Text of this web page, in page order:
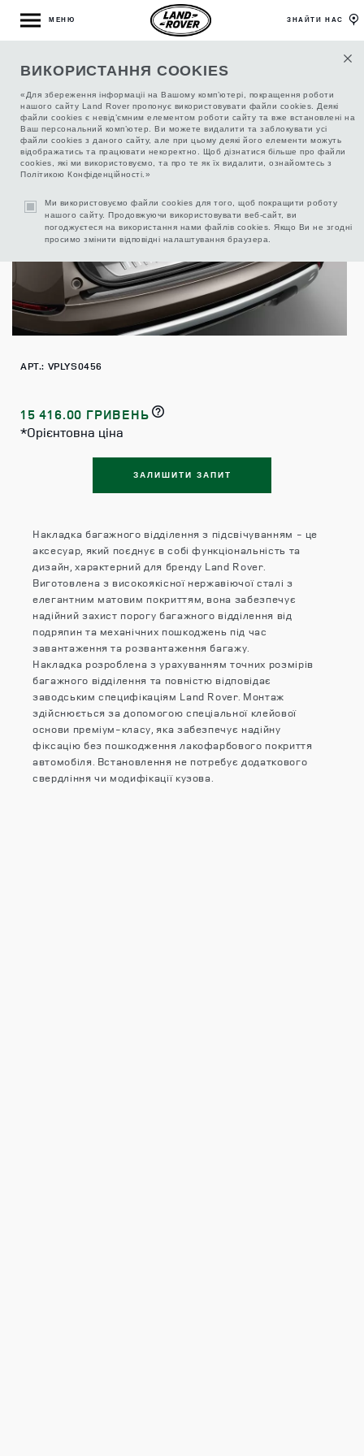
ВИКОРИСТАННЯ COOKIES
«Для збереження інформаціі на Вашому комп’ютері, покращення роботи
нашого сайту Land Rover пропонує використовувати файли cookies. Деякі
файли cookies є невід’ємним елементом роботи сайту та вже встановлені на
Ваш персональний комп’ютер. Ви можете видалити та заблокувати усі
файли cookies з даного сайту, але при цьому деякі його елементи можуть
відображатись та працювати некоректно. Щоб дізнатися більше про файли
cookies, які ми використовуємо, та про те як їх видалити, ознайомтесь з
Політикою Конфіденційності.»
Ми використовуємо файли cookies для того, щоб покращити роботу
нашого сайту. Продовжуючи використовувати веб-сайт, ви
погоджуєтеся на використання нами файлів cookies. Якщо Ви не згодні
просимо змінити відповідні налаштування браузера.
МЕНЮ ЗНАЙТИ НАС
НАКЛАДКА БАГАЖНОГО ВІДДІЛЕННЯ З
ПІДСВІЧУВАННЯМ
АРТ.: VPLYS0456
15 416.00 ГРИВЕНЬ
*Орієнтовна ціна
ЗАЛИШИТИ ЗАПИТ
Накладка багажного відділення з підсвічуванням - це
аксесуар, який поєднує в собі функціональність та
дизайн, характерний для бренду Land Rover.
Виготовлена з високоякісної нержавіючої сталі з
елегантним матовим покриттям, вона забезпечує
надійний захист порогу багажного відділення від
подряпин та механічних пошкоджень під час
завантаження та розвантаження багажу.
Накладка розроблена з урахуванням точних розмірів
багажного відділення та повністю відповідає
заводським специфікаціям Land Rover. Монтаж
здійснюється за допомогою спеціальної клейової
основи преміум-класу, яка забезпечує надійну
фіксацію без пошкодження лакофарбового покриття
автомобіля. Встановлення не потребує додаткового
свердління чи модифікації кузова.